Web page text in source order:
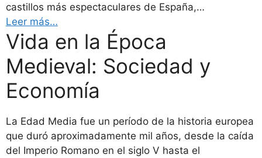
castillos más espectaculares de España,…
Leer más…
Vida en la Época
Medieval: Sociedad y
Economía
La Edad Media fue un período de la historia europea
que duró aproximadamente mil años, desde la caída
del Imperio Romano en el siglo V hasta el